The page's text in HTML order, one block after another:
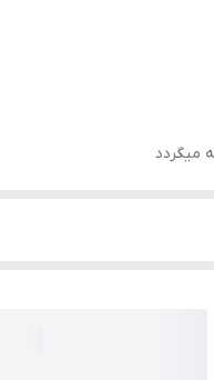
میگردد